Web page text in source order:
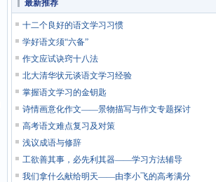
最新推荐
十二个良好的语文学习习惯
学好语文须“六备”
作文应试诀窍十八法
北大清华状元谈语文学习经验
掌握语文学习的金钥匙
诗情画意化作文——景物描写与作文专题探讨
高考语文难点复习及对策
浅议成语与修辞
工欲善其事，必先利其器——学习方法辅导
我们拿什么献给明天——由李小飞的高考满分